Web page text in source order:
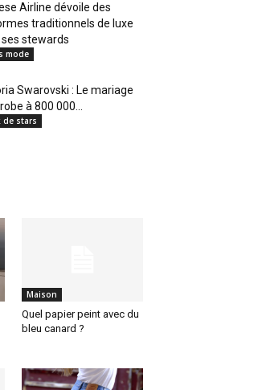
Airline dévoile des
traditionnels de luxe
stewards
mode
Swarovski : Le mariage
à 800 000...
de stars
Maison
Quel papier peint avec du
bleu canard ?